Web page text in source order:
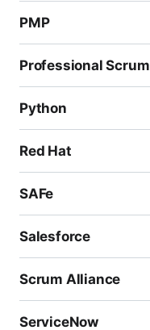
PMP
Professional Scrum
Python
Red Hat
SAFe
Salesforce
Scrum Alliance
ServiceNow